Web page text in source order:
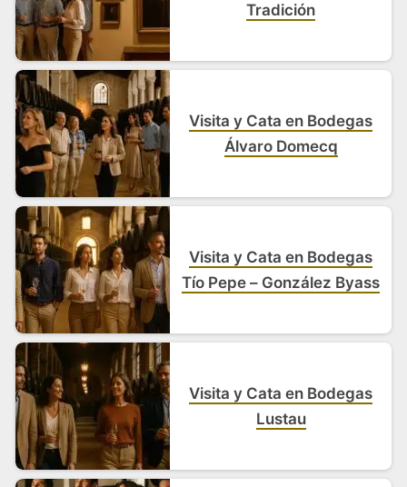
Tradición
Visita y Cata en Bodegas
Álvaro Domecq
Visita y Cata en Bodegas
Tío Pepe – González Byass
Visita y Cata en Bodegas
Lustau